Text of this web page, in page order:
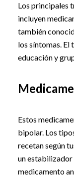
Los principales
incluyen
también
los síntomas.
educación y
Estos
bipolar. Los
recetan según
un estabilizador
medicamento